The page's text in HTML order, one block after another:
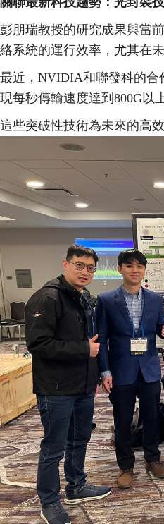
彭朋瑞教授的研究成果與當
絡系統的運行效率，尤其在
最近， NVIDIA和聯發科的合
現每秒傳輸速度達到 800G以
這些突破性技術為未來的高